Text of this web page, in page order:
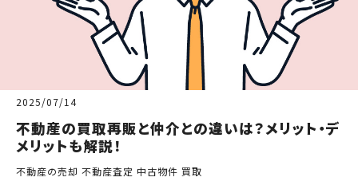
2025/07/14
不動産の買取再販と仲介との違いは？メリット・デ
メリットも解説！
不動産の売却 不動産査定 中古物件 買取